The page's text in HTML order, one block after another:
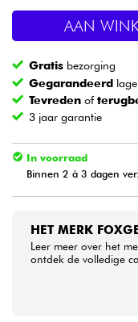
Licht
Blaasinstrument
Kinderen
Kabels &
HiFi
AAN
Gratis bezorging
Gegarandeerd
Tevreden of
3 jaar garantie
In voorraad
Binnen 2 à 3 dagen
HET MERK
Leer meer over het
ontdek de volledige